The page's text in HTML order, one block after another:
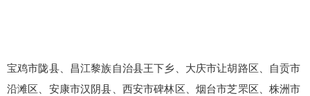
宝鸡市陇县、昌江黎族自治县王下乡、大庆市让胡路区、自贡市
沿滩区、安康市汉阴县、西安市碑林区、烟台市芝罘区、株洲市